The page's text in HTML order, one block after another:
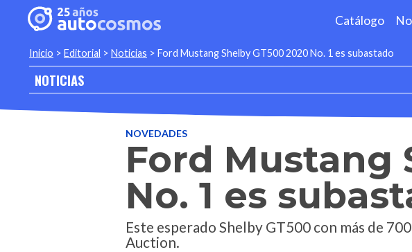
Catálogo
Inicio > Editorial > Noticias > Ford Mustang Shelby GT500 2020 No. 1 es subastado
NOTICIAS
NOVEDADES
Ford Mustang
No. 1 es
Este esperado Shelby GT500 con más de
Auction.